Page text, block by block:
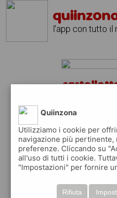
l'app con tutto il
scarica
pubblica gratis i tuoi
Quiinzona
Utilizziamo i cookie per
navigazione più pertinente,
preferenze. Cliccando su
all'uso di tutti i cookie.
"Impostazioni" per fornire
Rifiuta